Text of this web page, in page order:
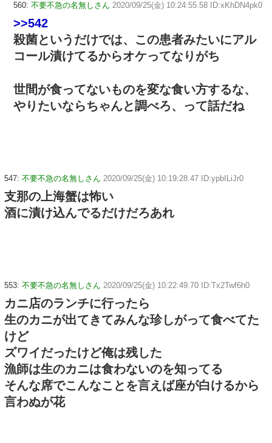
560: 不要不急の名無しさん 2020/09/25(金) 10:24:55.58 ID:xKhDN4pk0
>>542
殺菌というだけでは、この患者みたいにアル
コール漬けてるからオケってなりがち
世間が食ってないものを変な食い方するな、
やりたいならちゃんと調べろ、って話だね
547: 不要不急の名無しさん 2020/09/25(金) 10:19:28.47 ID:ypbILiJr0
支那の上海蟹は怖い
酒に漬け込んでるだけだろあれ
553: 不要不急の名無しさん 2020/09/25(金) 10:22:49.70 ID:Tx2Twf6h0
カニ店のランチに行ったら
生のカニが出てきてみんな珍しがって食べてた
けど
ズワイだったけど俺は残した
漁師は生のカニは食わないのを知ってる
そんな席でこんなことを言えば座が白けるから
言わぬが花